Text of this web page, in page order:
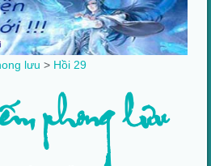
lưu > Hồi 29
phong lưu